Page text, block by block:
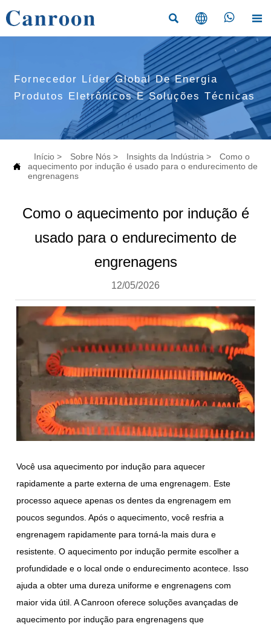
   
Fornecedor Líder Global De Energia
Produtos Eletrônicos E Soluções Técnicas

Início > Sobre Nós > Insights da Indústria >
Como o
aquecimento por indução é usado para o endurecimento de
engrenagens
Como o aquecimento por indução é
usado para o endurecimento de
engrenagens
12/05/2026
Você usa aquecimento por indução para aquecer
rapidamente a parte externa de uma engrenagem. Este
processo aquece apenas os dentes da engrenagem em
poucos segundos. Após o aquecimento, você resfria a
engrenagem rapidamente para torná-la mais dura e
resistente. O aquecimento por indução permite escolher a
profundidade e o local onde o endurecimento acontece. Isso
ajuda a obter uma dureza uniforme e engrenagens com
maior vida útil. A Canroon oferece soluções avançadas de
aquecimento por indução para engrenagens que